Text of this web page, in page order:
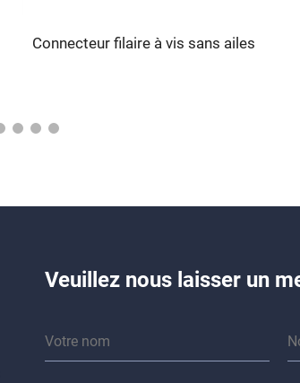
Connecteur filaire à vis sans ailes
Veuillez nous laisser un